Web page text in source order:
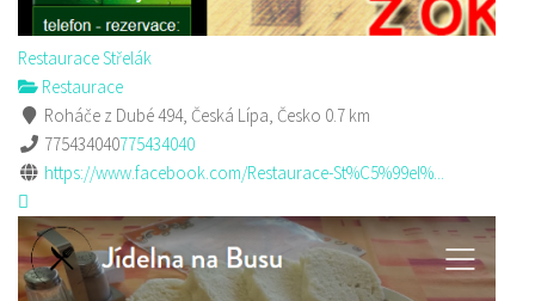
Restaurace Střelák
Restaurace
Roháče z Dubé 494, Česká Lípa, Česko 0.7 km
775434040775434040
https://www.facebook.com/Restaurace-St%C5%99el%...